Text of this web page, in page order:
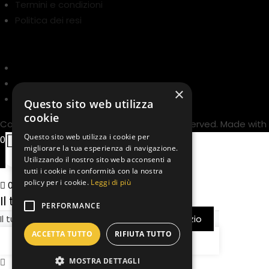
Termini e condizioni
Politica dei resi
Copyright © 2025 Animaliamo. All rights reserved. Made
0
0
Il tuo carrello
Il tuo è carrello è vuoto Ritorna nel negozio
Continua
×
Questo sito web utilizza
cookie
Questo sito web utilizza i cookie per
migliorare la tua esperienza di navigazione.
Utilizzando il nostro sito web acconsenti a
tutti i cookie in conformità con la nostra
policy per i cookie. Leggi di più
PERFORMANCE
ACCETTA TUTTO RIFIUTA TUTTO
MOSTRA DETTAGLI